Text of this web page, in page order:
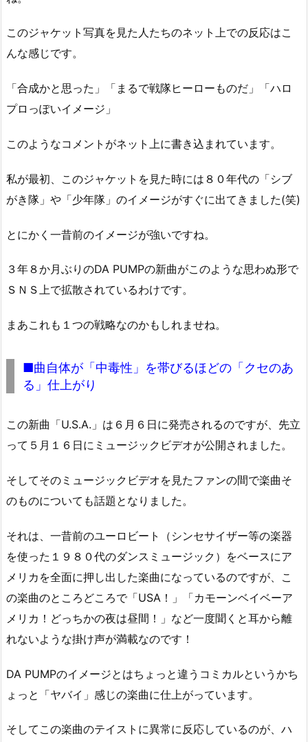
このジャケット写真を見た人たちのネット上での反応はこ
んな感じです。
「合成かと思った」「まるで戦隊ヒーローものだ」「ハロ
プロっぽいイメージ」
このようなコメントがネット上に書き込まれています。
私が最初、このジャケットを見た時には８０年代の「シブ
がき隊」や「少年隊」のイメージがすぐに出てきました(笑)
とにかく一昔前のイメージが強いですね。
３年８か月ぶりのDA PUMPの新曲がこのような思わぬ形で
ＳＮＳ上で拡散されているわけです。
まあこれも１つの戦略なのかもしれませね。
■曲自体が「中毒性」を帯びるほどの「クセのあ
る」仕上がり
この新曲「U.S.A.」は６月６日に発売されるのですが、先立
って５月１６日にミュージックビデオが公開されました。
そしてそのミュージックビデオを見たファンの間で楽曲そ
のものについても話題となりました。
それは、一昔前のユーロビート（シンセサイザー等の楽器
を使った１９８０代のダンスミュージック）をベースにア
メリカを全面に押し出した楽曲になっているのですが、こ
の楽曲のところどころで「USA！」「カモーンベイベーア
メリカ！どっちかの夜は昼間！」など一度聞くと耳から離
れないような掛け声が満載なのです！
DA PUMPのイメージとはちょっと違うコミカルというかち
ょっと「ヤバイ」感じの楽曲に仕上がっています。
そしてこの楽曲のテイストに異常に反応しているのが、ハ